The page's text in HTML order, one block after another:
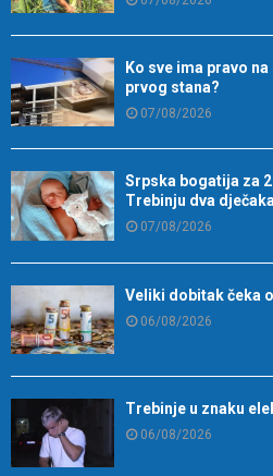
Ko sve ima pravo
prvog stana?
07/08/2026
Srpska bogatija za
Trebinju dva
07/08/2026
Veliki dobitak čeka
06/08/2026
Trebinje u znaku
06/08/2026